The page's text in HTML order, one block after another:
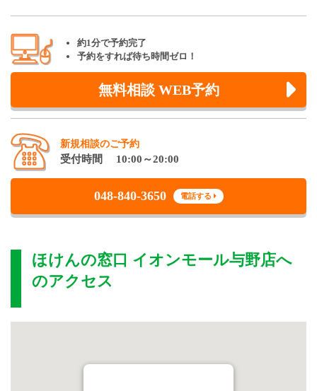
約1分で予約完了
予約をすれば待ち時間ゼロ！
無料相談 WEB予約
新規相談のご予約
受付時間 10:00～20:00
048-840-3650 電話する
ほけんの窓口 イオンモール与野店へ
のアクセス